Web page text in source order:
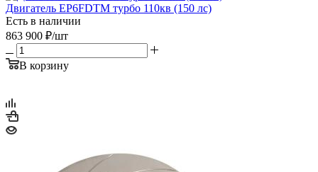
Двигатель EP6FDTM турбо 110кв (150 лс)
Есть в наличии
863 900 ₽/шт
В корзину